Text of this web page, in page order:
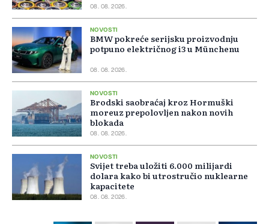
08. 08. 2026.
NOVOSTI
BMW pokreće serijsku proizvodnju
potpuno električnog i3 u Münchenu
08. 08. 2026.
NOVOSTI
Brodski saobraćaj kroz Hormuški
moreuz prepolovljen nakon novih
blokada
08. 08. 2026.
NOVOSTI
Svijet treba uložiti 6.000 milijardi
dolara kako bi utrostručio nuklearne
kapacitete
08. 08. 2026.